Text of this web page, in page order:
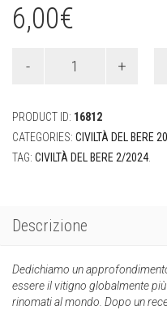
6,00€
PRODUCT ID: 16812
CATEGORIES: CIVILTÀ DEL BERE
TAG: CIVILTÀ DEL BERE 2/2024.
Descrizione
Dedichiamo un
essere il vitigno globalmente
rinomati al mondo. Dopo un